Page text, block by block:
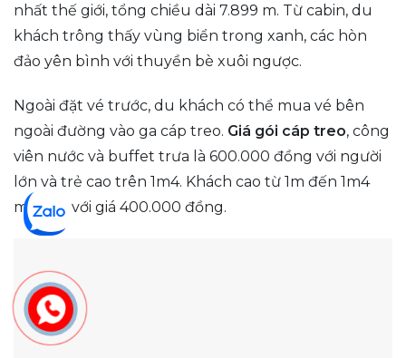
nhất thế giới, tổng chiều dài 7.899 m. Từ cabin, du
khách trông thấy vùng biển trong xanh, các hòn
đảo yên bình với thuyền bè xuôi ngược.
Ngoài đặt vé trước, du khách có thể mua vé bên
ngoài đường vào ga cáp treo. Giá gói cáp treo, công
viên nước và buffet trưa là 600.000 đồng với người
lớn và trẻ cao trên 1m4. Khách cao từ 1m đến 1m4
mua vé với giá 400.000 đồng.